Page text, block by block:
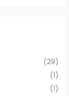
(29)
(1)
(1)